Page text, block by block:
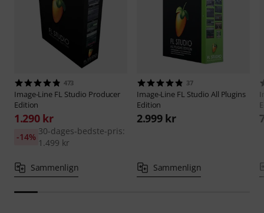
473
Image-Line FL Studio Producer
Edition
1.290 kr
30-dages-bedste-pris:
1.499 kr
-14%
Sammenlign
37
Image-Line FL Studio All Plugins
Edition
2.999 kr
Sammenlign